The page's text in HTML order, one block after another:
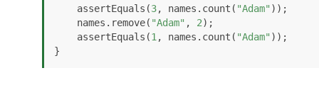
    assertEquals(
3, names.count( "Adam" ));
    names.remove(
"Adam" , 2);
    assertEquals(
1, names.count( "Adam" ));
}